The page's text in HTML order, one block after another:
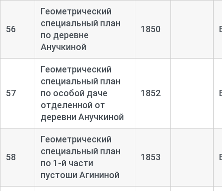
56
Геометрический
специальный план
по деревне
Анучкиной
1850
57
Геометрический
специальный план
по особой даче
отделенной от
деревни Анучкиной
1852
58
Геометрический
специальный план
по 1-й части
пустоши Агининой
1853